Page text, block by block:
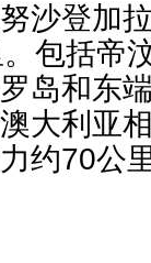
登加拉
包括帝
岛和东
大利亚
约70公